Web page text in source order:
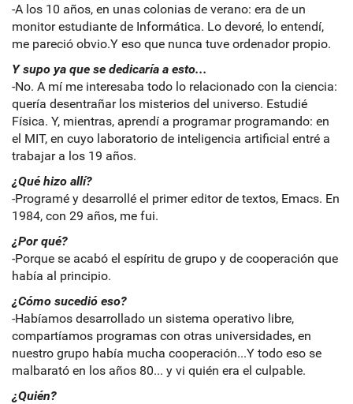
-A los 10 años, en unas colonias de verano: era de un
monitor estudiante de Informática. Lo devoré, lo entendí,
me pareció obvio.Y eso que nunca tuve ordenador propio.
Y supo ya que se dedicaría a esto...
-No. A mí me interesaba todo lo relacionado con la ciencia:
quería desentrañar los misterios del universo. Estudié
Física. Y, mientras, aprendí a programar programando: en
el MIT, en cuyo laboratorio de inteligencia artificial entré a
trabajar a los 19 años.
¿Qué hizo allí?
-Programé y desarrollé el primer editor de textos, Emacs. En
1984, con 29 años, me fui.
¿Por qué?
-Porque se acabó el espíritu de grupo y de cooperación que
había al principio.
¿Cómo sucedió eso?
-Habíamos desarrollado un sistema operativo libre,
compartíamos programas con otras universidades, en
nuestro grupo había mucha cooperación...Y todo eso se
malbarató en los años 80... y vi quién era el culpable.
¿Quién?